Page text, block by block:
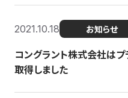
2021.10.18 お知らせ
コングラント株式会社は
取得しました